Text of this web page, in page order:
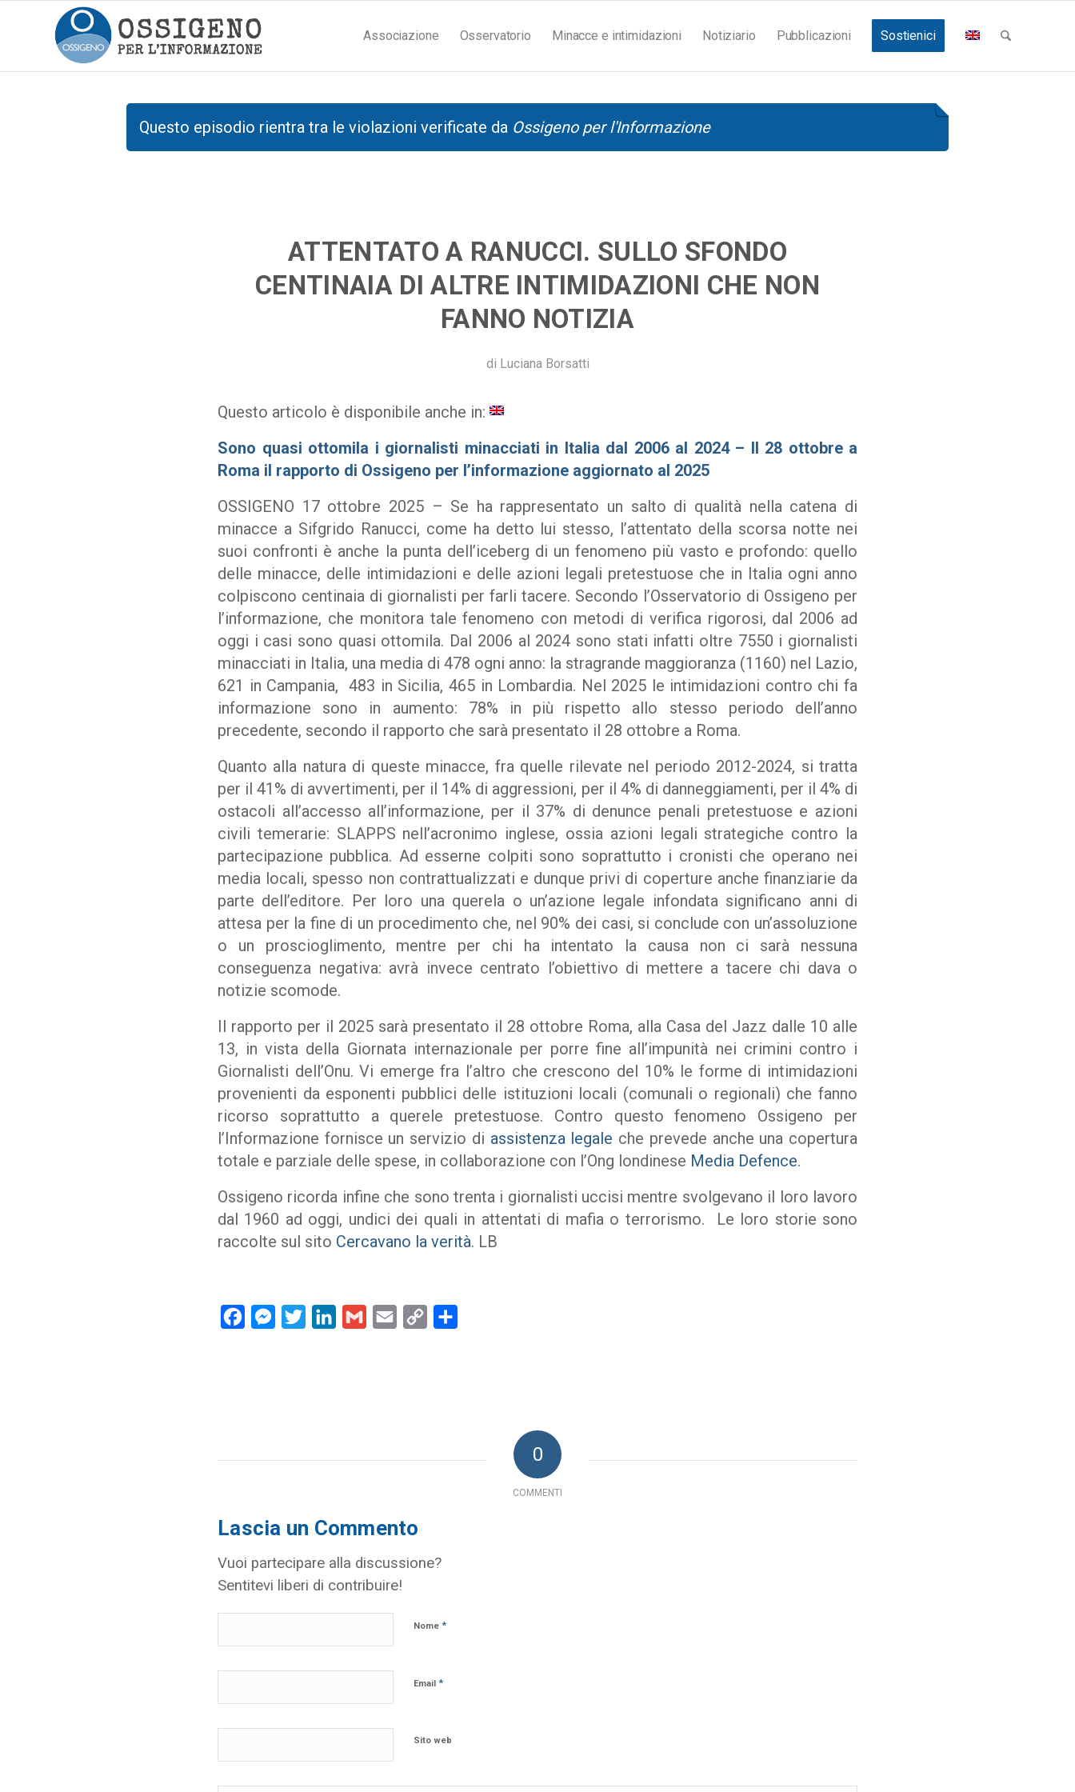
Associazione Osservatorio Minacce e intimidazioni Notiziario Pubblicazioni Sostienici
Questo episodio rientra tra le violazioni verificate da Ossigeno per l'Informazione
ATTENTATO A RANUCCI. SULLO SFONDO
CENTINAIA DI ALTRE INTIMIDAZIONI CHE NON
FANNO NOTIZIA
di Luciana Borsatti
Questo articolo è disponibile anche in:
Sono quasi ottomila i giornalisti minacciati in Italia dal 2006 al 2024 – Il 28 ottobre a
Roma il rapporto di Ossigeno per l’informazione aggiornato al 2025
OSSIGENO 17 ottobre 2025 – Se ha rappresentato un salto di qualità nella catena di
minacce a Sifgrido Ranucci, come ha detto lui stesso, l’attentato della scorsa notte nei
suoi confronti è anche la punta dell’iceberg di un fenomeno più vasto e profondo: quello
delle minacce, delle intimidazioni e delle azioni legali pretestuose che in Italia ogni anno
colpiscono centinaia di giornalisti per farli tacere. Secondo l’Osservatorio di Ossigeno per
l’informazione, che monitora tale fenomeno con metodi di verifica rigorosi, dal 2006 ad
oggi i casi sono quasi ottomila. Dal 2006 al 2024 sono stati infatti oltre 7550 i giornalisti
minacciati in Italia, una media di 478 ogni anno: la stragrande maggioranza (1160) nel Lazio,
621 in Campania, 483 in Sicilia, 465 in Lombardia. Nel 2025 le intimidazioni contro chi fa
informazione sono in aumento: 78% in più rispetto allo stesso periodo dell’anno
precedente, secondo il rapporto che sarà presentato il 28 ottobre a Roma.
Quanto alla natura di queste minacce, fra quelle rilevate nel periodo 2012-2024, si tratta
per il 41% di avvertimenti, per il 14% di aggressioni, per il 4% di danneggiamenti, per il 4% di
ostacoli all’accesso all’informazione, per il 37% di denunce penali pretestuose e azioni
civili temerarie: SLAPPS nell’acronimo inglese, ossia azioni legali strategiche contro la
partecipazione pubblica. Ad esserne colpiti sono soprattutto i cronisti che operano nei
media locali, spesso non contrattualizzati e dunque privi di coperture anche finanziarie da
parte dell’editore. Per loro una querela o un’azione legale infondata significano anni di
attesa per la fine di un procedimento che, nel 90% dei casi, si conclude con un’assoluzione
o un proscioglimento, mentre per chi ha intentato la causa non ci sarà nessuna
conseguenza negativa: avrà invece centrato l’obiettivo di mettere a tacere chi dava o
notizie scomode.
Il rapporto per il 2025 sarà presentato il 28 ottobre Roma, alla Casa del Jazz dalle 10 alle
13, in vista della Giornata internazionale per porre fine all’impunità nei crimini contro i
Giornalisti dell’Onu. Vi emerge fra l’altro che crescono del 10% le forme di intimidazioni
provenienti da esponenti pubblici delle istituzioni locali (comunali o regionali) che fanno
ricorso soprattutto a querele pretestuose. Contro questo fenomeno Ossigeno per
l’Informazione fornisce un servizio di assistenza legale che prevede anche una copertura
totale e parziale delle spese, in collaborazione con l’Ong londinese Media Defence.
Ossigeno ricorda infine che sono trenta i giornalisti uccisi mentre svolgevano il loro lavoro
dal 1960 ad oggi, undici dei quali in attentati di mafia o terrorismo. Le loro storie sono
raccolte sul sito Cercavano la verità. LB
FacebookMessenger
Twitter LinkedInGmail Email
Copy
0
COMMENTI
Lascia un Commento
Vuoi partecipare alla discussione?
Sentitevi liberi di contribuire!
Nome *
Email *
Sito web